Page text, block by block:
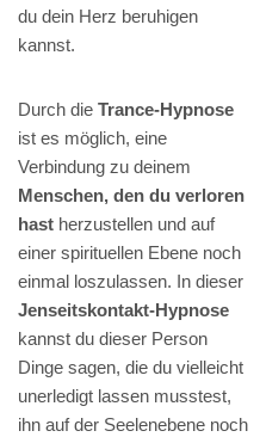
du dein Herz beruhigen
kannst.
Durch die Trance-Hypnose
ist es möglich, eine
Verbindung zu deinem
Menschen, den du verloren
hast herzustellen und auf
einer spirituellen Ebene noch
einmal loszulassen. In dieser
Jenseitskontakt-Hypnose
kannst du dieser Person
Dinge sagen, die du vielleicht
unerledigt lassen musstest,
ihn auf der Seelenebene noch